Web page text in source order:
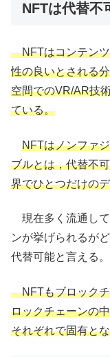
NFTは代替不
NFTはコンテンツ
性の良いとされる
空間でのVR/AR技
ている。
NFTはノンファ
ブルとは，代替不
界でひとつだけの
現在多く流通して
ンが挙げられるが
代替可能と言える。
NFTもブロックチ
ロックチェーンの
それぞれで固有と